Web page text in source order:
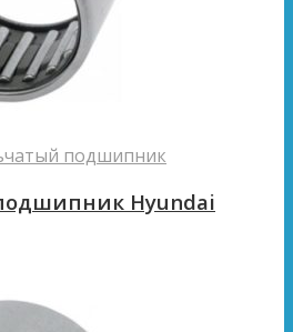
подшипник
Hyundai